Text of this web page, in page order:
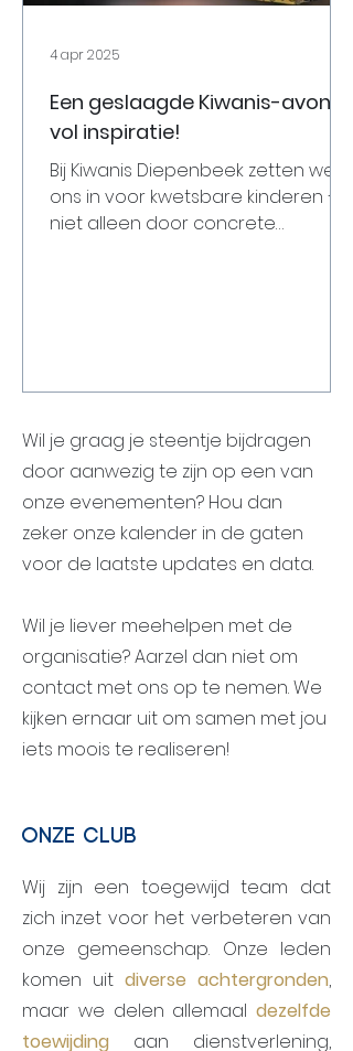
Een geslaagde Kiwanis-avond
vol inspiratie!
Bij Kiwanis Diepenbeek zetten we
ons in voor kwetsbare kinderen –
niet alleen door concrete
uniek poppentheater en de
voorstelling ‘Waar je ook bent’ dit
belangrijke thema op een
aangrijpende manier
bespreekbaar te maken. In een
volle aula van de UHasselt
4 apr 2025
Wil je graag je steentje bijdragen
door aanwezig te zijn op een van
onze evenementen? Hou dan
zeker onze kalender in de gaten
voor de laatste updates en data.
Wil je liever meehelpen met de
organisatie? Aarzel dan niet om
contact met ons op te nemen. We
kijken ernaar uit om samen met jou
iets moois te realiseren!
Onze club
Wij zijn een toegewijd team dat
zich inzet voor het verbeteren van
onze gemeenschap. Onze leden
komen uit diverse achtergronden,
maar we delen allemaal dezelfde
toewijding aan dienstverlening,